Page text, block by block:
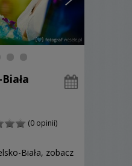
(0 opinii)
Biała, zobacz